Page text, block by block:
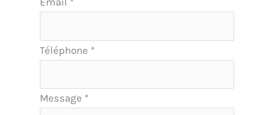
Téléphone *
Message *